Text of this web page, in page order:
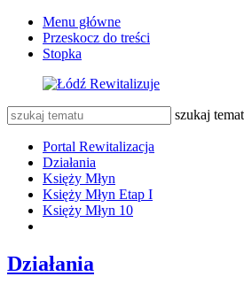
Menu główne
Przeskocz do treści
Stopka
szukaj
Portal Rewitalizacja
Działania
Księży Młyn
Księży Młyn Etap I
Księży Młyn 10
Działania